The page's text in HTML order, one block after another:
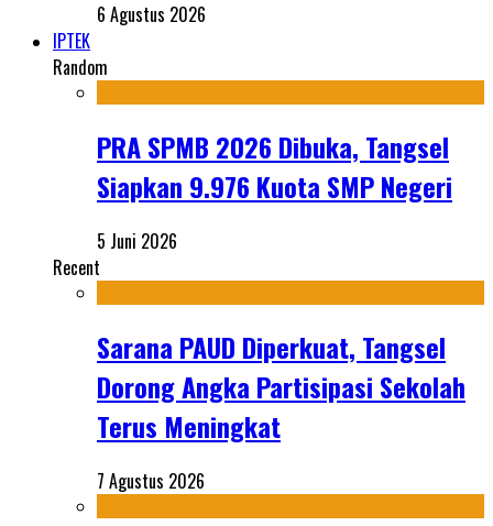
6 Agustus 2026
IPTEK
Random
PRA SPMB 2026 Dibuka, Tangsel
Siapkan 9.976 Kuota SMP Negeri
5 Juni 2026
Recent
Sarana PAUD Diperkuat, Tangsel
Dorong Angka Partisipasi Sekolah
Terus Meningkat
7 Agustus 2026